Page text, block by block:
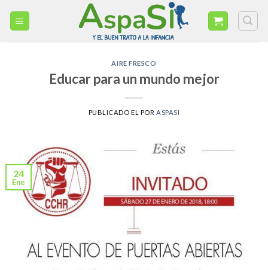
AIRE FRESCO
Educar para un mundo mejor
PUBLICADO EL POR ASPASI
24
Ene